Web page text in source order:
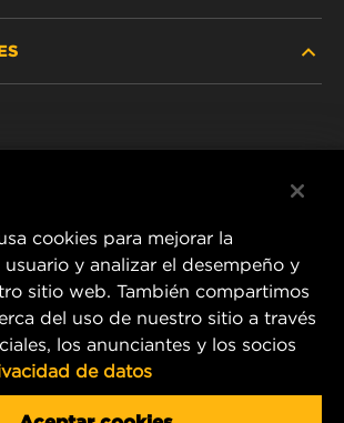
Service Email:
cookies para mejorar la
y analizar el desempeño y
sitio web. También compartimos
del uso de nuestro sitio a través
los anunciantes y los socios
de datos